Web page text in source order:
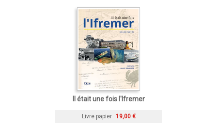
Il était une fois l'Ifremer
Livre papier 19,00 €